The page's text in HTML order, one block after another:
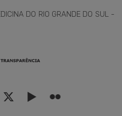
DO RIO GRANDE DO SUL -